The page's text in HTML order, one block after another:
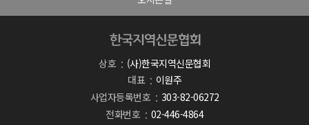
상호
(사)한국지역신문협회
대표
이원주
사업자등록번호
303-82-06272
전화번호
02-446-4864